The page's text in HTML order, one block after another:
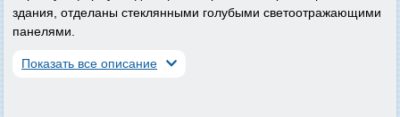
здания, отделаны стеклянными голубыми светоотражающими
панелями.
Показать все описание